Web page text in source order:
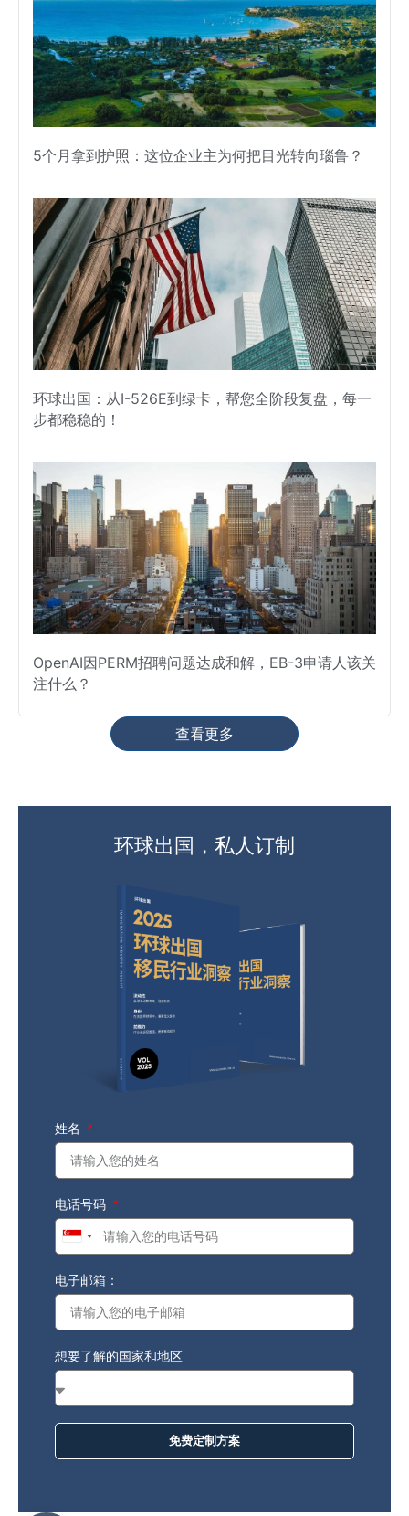
5个月拿到护照：这位企业主为何把目光转向瑙鲁？
环球出国：从I-526E到绿卡，帮您全阶段复盘，每一
步都稳稳的！
OpenAI因PERM招聘问题达成和解，EB-3申请人该关
注什么？
查看更多
环球出国，私人订制
姓名
电话号码
Singapore
电子邮箱：
想要了解的国家和地区
免费定制方案